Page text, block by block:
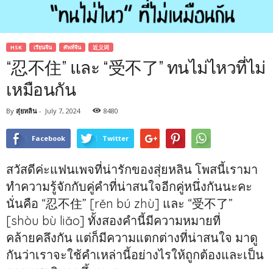
HSK เรียนจีน ศัพท์จีน 近义词
“忍不住” และ “受不了” ทนไม่ไหวที่ไม่
เหมือนกัน
By สุ่ยหลิน - July 7, 2024 8480
Facebook Twitter
สวัสดีค่ะแฟนเพจที่น่ารักของสุ่ยหลิน โพสนี้เรามา
ทำความรู้จักกับคู่คำที่น่าสนใจอีกคู่หนึ่งกันนะคะ
นั่นคือ “忍不住” [rěn bú zhù] และ “受不了”
[shòu bù liǎo] ทั้งสองคำนี้มีความหมายที่
คล้ายคลึงกัน แต่ก็มีความแตกต่างที่น่าสนใจ มาดู
กันว่าเราจะใช้คำเหล่านี้อย่างไรให้ถูกต้องและเป็น